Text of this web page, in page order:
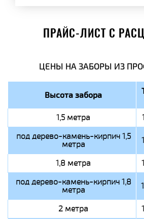
ПРАЙС-ЛИСТ С
ЦЕНЫ НА ЗАБОРЫ ИЗ
Высота забора
1,5 метра
под дерево-камень-кирпич 1,5
метра
1,8 метра
под дерево-камень-кирпич 1,8
метра
2 метра